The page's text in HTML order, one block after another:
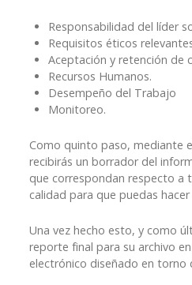
Responsabilidad del líder
Requisitos éticos
Aceptación y retención de
Recursos Humanos.
Desempeño del Trabajo
Monitoreo.
Como quinto paso, mediante
recibirás un borrador del
que correspondan respecto a
calidad para que puedas hacer
Una vez hecho esto, y como
reporte final para su archivo
electrónico diseñado en torno